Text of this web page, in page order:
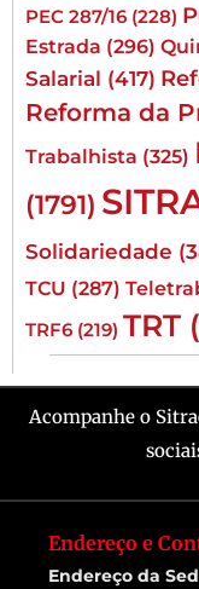
PEC 287/16 (228)
Estrada (296)
Salarial (417)
Reforma da
Trabalhista (325)
(1791)
Solidariedade
TCU (287)
TRF6 (219) TRT
Acompanhe o
Endereço e
Endereço da